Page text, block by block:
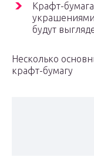
Крафт-
будут
Несколько
крафт-бумагу